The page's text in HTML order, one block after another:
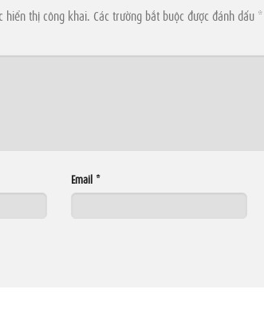
hiển thị công khai. Các trường bắt buộc được đánh dấu *
Email *